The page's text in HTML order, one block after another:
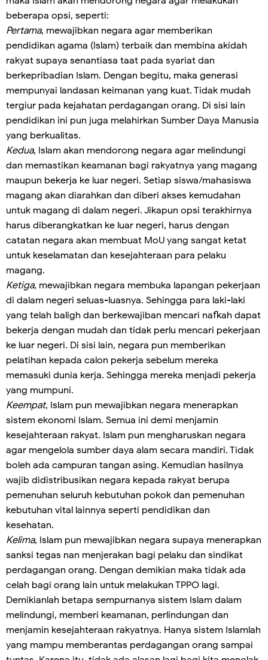
beberapa opsi, seperti:
Pertama, mewajibkan negara agar memberikan
pendidikan agama (Islam) terbaik dan membina akidah
rakyat supaya senantiasa taat pada syariat dan
berkepribadian Islam. Dengan begitu, maka generasi
mempunyai landasan keimanan yang kuat. Tidak mudah
tergiur pada kejahatan perdagangan orang. Di sisi lain
pendidikan ini pun juga melahirkan Sumber Daya Manusia
yang berkualitas.
Kedua, Islam akan mendorong negara agar melindungi
dan memastikan keamanan bagi rakyatnya yang magang
maupun bekerja ke luar negeri. Setiap siswa/mahasiswa
magang akan diarahkan dan diberi akses kemudahan
untuk magang di dalam negeri. Jikapun opsi terakhirnya
harus diberangkatkan ke luar negeri, harus dengan
catatan negara akan membuat MoU yang sangat ketat
untuk keselamatan dan kesejahteraan para pelaku
magang.
Ketiga, mewajibkan negara membuka lapangan pekerjaan
di dalam negeri seluas-luasnya. Sehingga para laki-laki
yang telah baligh dan berkewajiban mencari nafkah dapat
bekerja dengan mudah dan tidak perlu mencari pekerjaan
ke luar negeri. Di sisi lain, negara pun memberikan
pelatihan kepada calon pekerja sebelum mereka
memasuki dunia kerja. Sehingga mereka menjadi pekerja
yang mumpuni.
Keempat, Islam pun mewajibkan negara menerapkan
sistem ekonomi Islam. Semua ini demi menjamin
kesejahteraan rakyat. Islam pun mengharuskan negara
agar mengelola sumber daya alam secara mandiri. Tidak
boleh ada campuran tangan asing. Kemudian hasilnya
wajib didistribusikan negara kepada rakyat berupa
pemenuhan seluruh kebutuhan pokok dan pemenuhan
kebutuhan vital lainnya seperti pendidikan dan
kesehatan.
Kelima, Islam pun mewajibkan negara supaya menerapkan
sanksi tegas nan menjerakan bagi pelaku dan sindikat
perdagangan orang. Dengan demikian maka tidak ada
celah bagi orang lain untuk melakukan TPPO lagi.
Demikianlah betapa sempurnanya sistem Islam dalam
melindungi, memberi keamanan, perlindungan dan
menjamin kesejahteraan rakyatnya. Hanya sistem Islamlah
yang mampu memberantas perdagangan orang sampai